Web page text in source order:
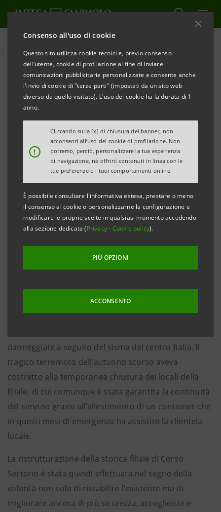
Consenso all'uso di cookie
Questo sito utilizza cookie tecnici e, previo consenso
dell’utente, cookie di profilazione al fine di inviare
comunicazioni pubblicitarie personalizzate e consente anche
l'invio di cookie di "terze parti" (impostati da un sito web
diverso da quello visitato). L'uso dei cookie ha la durata di 1
anno.
!
Cliccando sulla [x] di chiusura del banner, non
acconsenti all’uso dei cookie di profilazione. Non
potremo, perciò, personalizzare la tua esperienza
di navigazione, né offrirti contenuti in linea con le
tue preferenze o i tuoi comportamenti online.
È possibile consultare l'informativa estesa, prestare o meno
il consenso ai cookie o personalizzarne la configurazione e
modificare le proprie scelte in qualsiasi momento accedendo
alla sezione dedicata (Privacy- Cookie policy).
PIÙ OPZIONI
ACCONSENTO
Comunicati stampa
STAMPA AGGIORNA
COMUNICATO STAMPA
INTESA SANPAOLO RIAPRE LA RISTRUTTURATA
FILIALE DI NORCIA
- Ristrutturazione e rinnovamento che puntano ad
una filiale sempre di più attenta all’accoglienza ed
al dialogo
– Torna operativa la filiale di
La Banca ha presentato alla clientela i nuovi spazi
danneggiate a seguito del sisma del centro Italia. Il
tragico terremoto dell’autunno scorso aveva
costretto alla temporanea chiusura dei locali della
filiale, di cui comunque è stata garantita la continuità
del servizio grazie all’allestimento di un container che
in questi mesi di emergenza ha assistito la clientela
locale.
La ristrutturazione della storica filiale di Corso
Sertorio è stata quindi effettuata nel segno della
volontà non solo di ristabilire l’esistente ma di
migliorare ancora di più sicurezza, accoglienza e